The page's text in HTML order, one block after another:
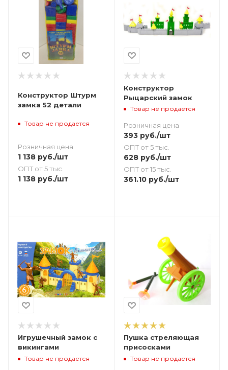
Конструктор Штурм
замка 52 детали
Товар не продается
Розничная цена
1 138 руб./шт
ОПТ от 5 тыс.
1 138 руб./шт
Конструктор
Рыцарский замок
Товар не продается
Розничная цена
393руб./шт
ОПТ от 5 тыс.
628руб./шт
ОПТ от 15 тыс.
361.10руб./шт
Игрушечный замок с
викингами
Товар не продается
Пушка стреляющая
присосками
Товар не продается